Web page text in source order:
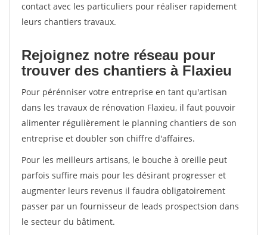
contact avec les particuliers pour réaliser rapidement
leurs chantiers travaux.
Rejoignez notre réseau pour
trouver des chantiers à Flaxieu
Pour pérénniser votre entreprise en tant qu'artisan
dans les travaux de rénovation Flaxieu, il faut pouvoir
alimenter régulièrement le planning chantiers de son
entreprise et doubler son chiffre d'affaires.
Pour les meilleurs artisans, le bouche à oreille peut
parfois suffire mais pour les désirant progresser et
augmenter leurs revenus il faudra obligatoirement
passer par un fournisseur de leads prospectsion dans
le secteur du bâtiment.